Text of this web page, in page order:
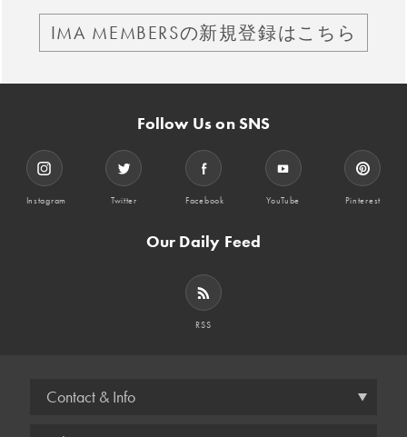
IMA MEMBERSの新規登録はこちら
Follow Us on SNS
Instagram Twitter Facebook YouTube Pinterest
Our Daily Feed
RSS
Contact & Info